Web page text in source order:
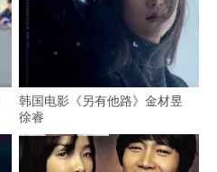
韩国电影《另有他路》金材昱
徐睿